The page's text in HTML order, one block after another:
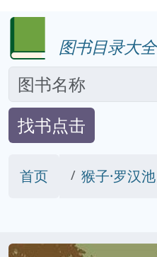
图书目录大全
找书点击
首页 猴子·罗汉池